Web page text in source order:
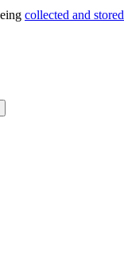
collected and stored